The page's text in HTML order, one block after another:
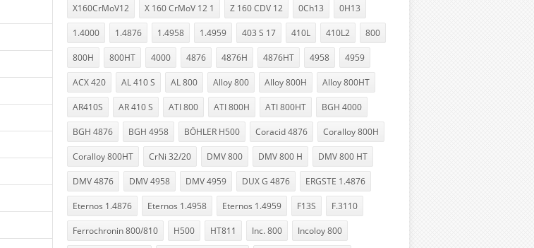
X160CrMoV12 X 160 CrMoV 12 1 Z 160 CDV 12 0Ch13 0H13
1.4000 1.4876 1.4958 1.4959 403 S 17 410L 410L2 800
800H 800HT 4000 4876 4876H 4876HT 4958 4959
ACX 420 AL 410 S AL 800 Alloy 800 Alloy 800H Alloy 800HT
AR410S AR 410 S ATI 800 ATI 800H ATI 800HT BGH 4000
BGH 4876 BGH 4958 BÖHLER H500 Coracid 4876 Coralloy 800H
Coralloy 800HT CrNi 32/20 DMV 800 DMV 800 H DMV 800 HT
DMV 4876 DMV 4958 DMV 4959 DUX G 4876 ERGSTE 1.4876
Eternos 1.4876 Eternos 1.4958 Eternos 1.4959 F13S F.3110
Ferrochronin 800/810 H500 HT811 Inc. 800 Incoloy 800